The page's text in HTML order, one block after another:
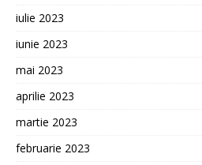
iulie 2023
iunie 2023
mai 2023
aprilie 2023
martie 2023
februarie 2023